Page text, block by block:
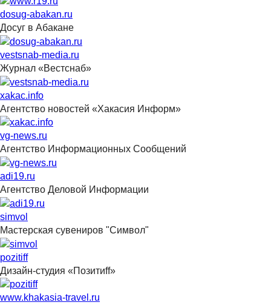
dosug-abakan.ru
Досуг в Абакане
vestsnab-media.ru
Журнал «Вестснаб»
xakac.info
Агентство новостей «Хакасия Информ»
vg-news.ru
Агентство Информационных Сообщений
adi19.ru
Агентство Деловой Информации
simvol
Мастерская сувениров "Символ"
pozitiff
Дизайн-студия «Позитиff»
www.khakasia-travel.ru